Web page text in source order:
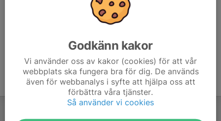
Godkänn kakor
Vi använder oss av kakor (cookies) för att vår
webbplats ska fungera bra för dig. De används
även för webbanalys i syfte att hjälpa oss att
förbättra våra tjänster.
Så använder vi cookies